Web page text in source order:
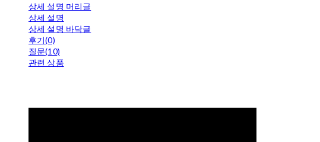
상세 설명 머리글
상세 설명
상세 설명 바닥글
후기(0)
질문(10)
관련 상품